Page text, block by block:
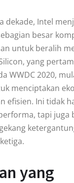
dekade, Intel
besar
untuk beralih
yang
WWDC 2020,
menciptakan
efisien. Ini tidak
tapi juga
yang